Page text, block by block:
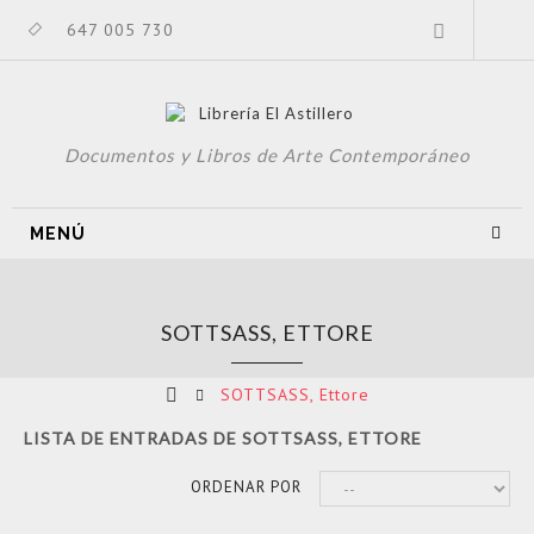
647 005 730
Documentos y Libros de Arte Contemporáneo
MENÚ
SOTTSASS, ETTORE
SOTTSASS, Ettore
LISTA DE ENTRADAS DE SOTTSASS, ETTORE
ORDENAR POR